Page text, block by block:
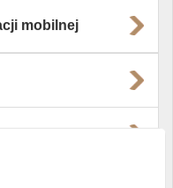
mobilnej